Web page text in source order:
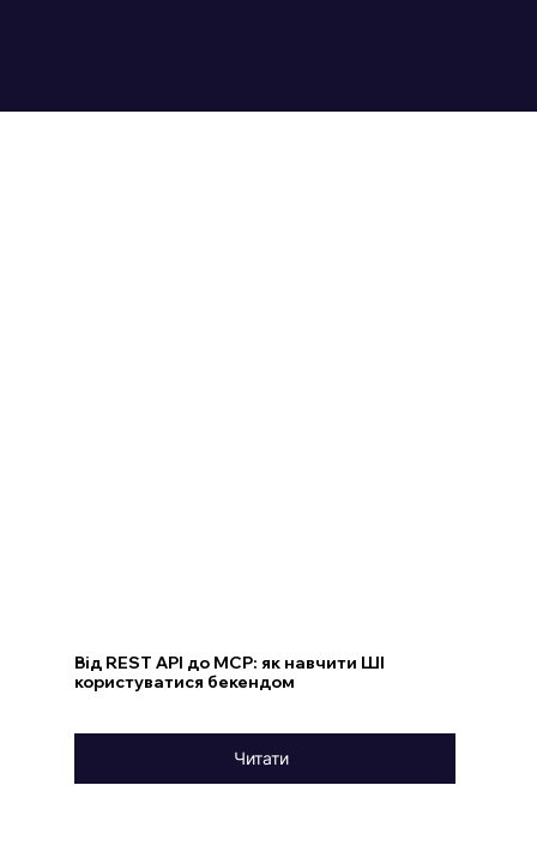
Від REST API до MCP: як навчити ШІ
користуватися бекендом
Читати